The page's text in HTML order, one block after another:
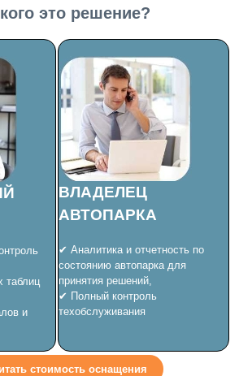
это решение?
таблиц
и
ВЛАДЕЛЕЦ
АВТОПАРКА
✔ Аналитика и отчетность по
состоянию автопарка для
принятия решений,
✔ Полный контроль
техобслуживания
стоимость оснащения